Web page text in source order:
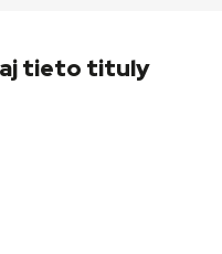
aj tieto tituly